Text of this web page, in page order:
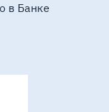
в Банке